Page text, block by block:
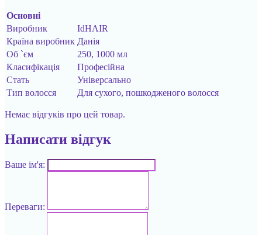
Основні
Виробник
IdHAIR
Країна виробник Данія
Об `єм
250, 1000 мл
Класифікація
Професійна
Стать
Універсально
Тип волосся
Для сухого, пошкодженого волосся
Немає відгуків про цей товар.
Написати відгук
Ваше ім'я:
Переваги: